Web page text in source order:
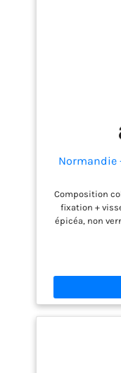
Normandie
Composition
fixation +
épicéa, non